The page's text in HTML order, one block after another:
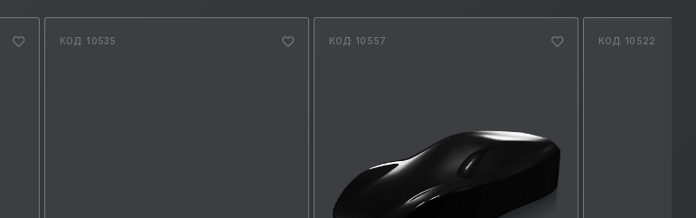
КОД: 10535 КОД: 10557 КОД: 10522